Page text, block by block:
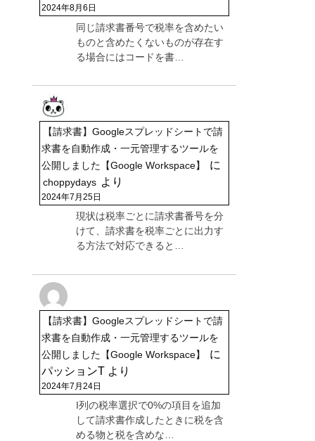
2024年8月6日
同じ請求書番号で税率を含めたい
ものと含めたくないものが存在す
る場合にはコードを書…
【請求書】Googleスプレッドシートで請
求書を自動作成・一元管理するツールを
公開しました【Google Workspace】
に
choppydays より
2024年7月25日
現状は税率ごとに請求書番号を分
けて、請求書を税率ごとに出力す
る方法で対応できると…
【請求書】Googleスプレッドシートで請
求書を自動作成・一元管理するツールを
公開しました【Google Workspace】
に
パッションT より
2024年7月24日
I列の税率選択で0%の項目を追加
して請求書作成したときに税を含
める物と税を含めな…